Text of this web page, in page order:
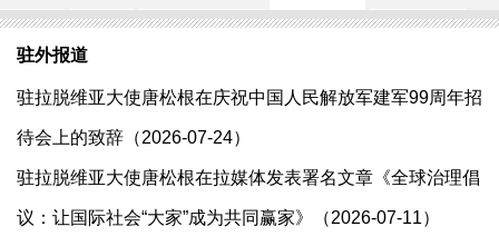
驻外报道
驻拉脱维亚大使唐松根在庆祝中国人民解放军建军99周年招
待会上的致辞（2026-07-24）
驻拉脱维亚大使唐松根在拉媒体发表署名文章《全球治理倡
议：让国际社会“大家”成为共同赢家》（2026-07-11）